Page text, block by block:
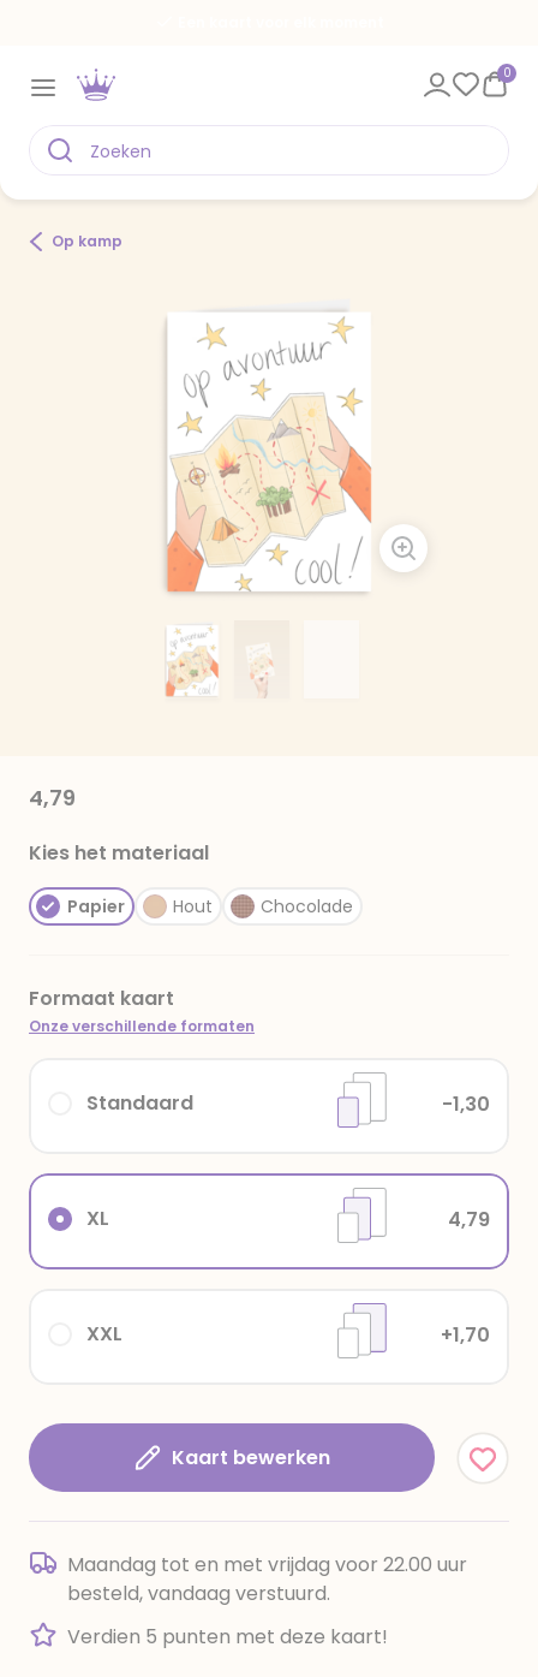
0
Op kamp
4,79
Kies het materiaal
Papier Hout Chocolade
Formaat kaart
Onze verschillende formaten
XXL +1,70
XL 4,79
Standaard -1,30
Kaart bewerken
Maandag tot en met vrijdag voor 22.00 uur
besteld, vandaag verstuurd.
Verdien 5 punten met deze kaart!